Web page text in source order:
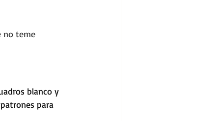
no teme
blanco y
para